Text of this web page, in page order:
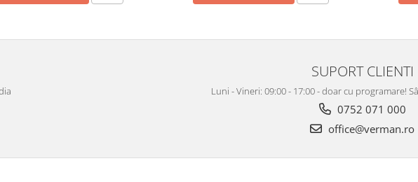
SUPORT CLIENTI
Luni - Vineri: 09:00 - 17:00 - doar cu programare!
0752 071 000
office@verman.ro